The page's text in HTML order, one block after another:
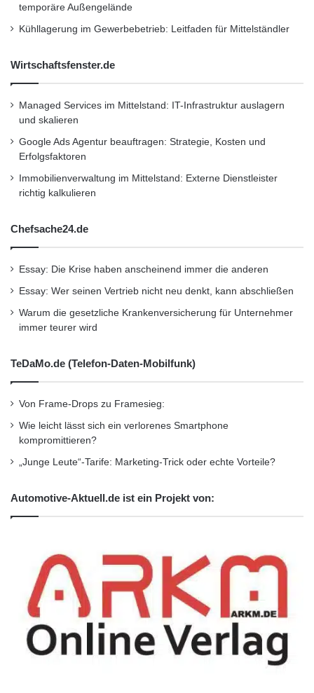
temporäre Außengelände
Kühllagerung im Gewerbebetrieb: Leitfaden für Mittelständler
Wirtschaftsfenster.de
Managed Services im Mittelstand: IT-Infrastruktur auslagern
und skalieren
Google Ads Agentur beauftragen: Strategie, Kosten und
Erfolgsfaktoren
Immobilienverwaltung im Mittelstand: Externe Dienstleister
richtig kalkulieren
Chefsache24.de
Essay: Die Krise haben anscheinend immer die anderen
Essay: Wer seinen Vertrieb nicht neu denkt, kann abschließen
Warum die gesetzliche Krankenversicherung für Unternehmer
immer teurer wird
TeDaMo.de (Telefon-Daten-Mobilfunk)
Von Frame-Drops zu Framesieg:
Wie leicht lässt sich ein verlorenes Smartphone
kompromittieren?
„Junge Leute“-Tarife: Marketing-Trick oder echte Vorteile?
Automotive-Aktuell.de ist ein Projekt von: